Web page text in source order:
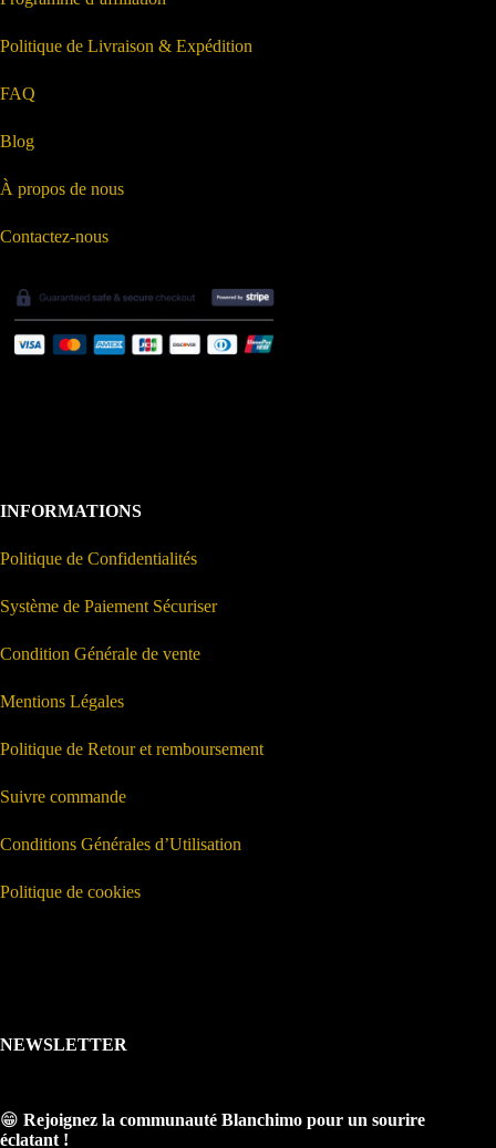
Politique de Livraison & Expédition
FAQ
Blog
À propos de nous
Contactez-nous
INFORMATIONS
Politique de Confidentialités
Système de Paiement Sécuriser
Condition Générale de vente
Mentions Légales
Politique de Retour et remboursement
Suivre commande
Conditions Générales d’Utilisation
Politique de cookies
NEWSLETTER
😁 Rejoignez la communauté Blanchimo pour un sourire
éclatant !